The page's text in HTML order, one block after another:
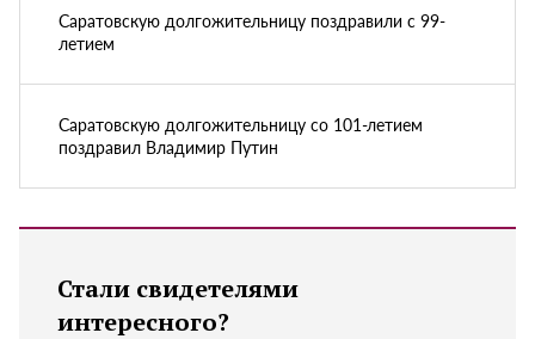
Саратовскую долгожительницу поздравили с 99-
летием
Саратовскую долгожительницу со 101-летием
поздравил Владимир Путин
Стали свидетелями
интересного?